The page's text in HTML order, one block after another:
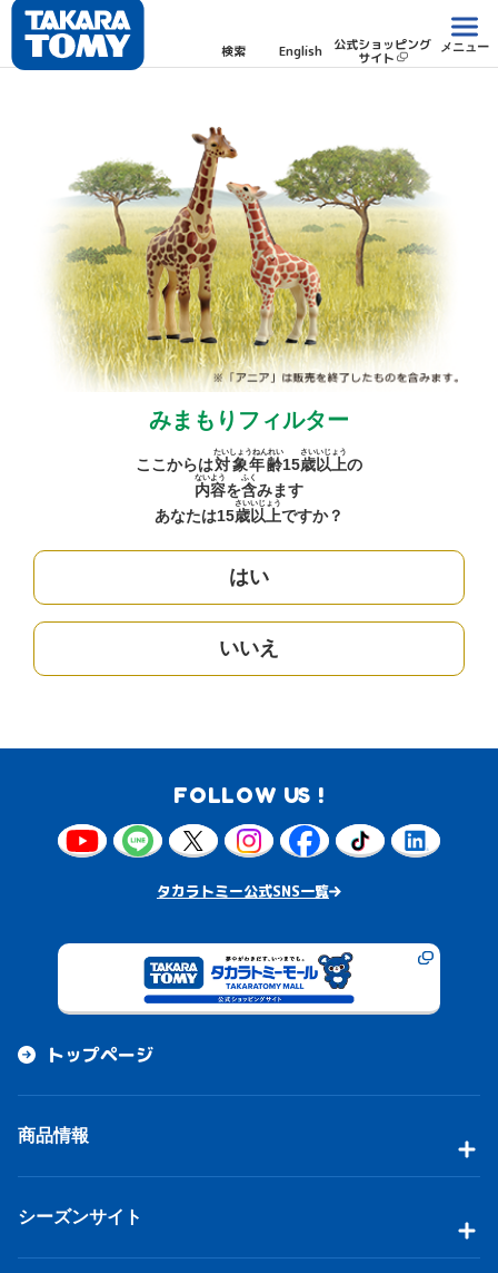
検索 English 公式ショッピング
サイト
メニュー
みまもりフィルター
ここからは対象年齢
たいしょうねんれい
15歳
さい
以上
いじょう
の
内容
ないよう
を含
ふく
みます
あなたは15歳
さい
以上
いじょう
ですか？
はい
いいえ
FOLLOW US !
タカラトミー公式SNS一覧
トップページ
商品情報
シーズンサイト